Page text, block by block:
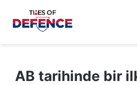
AB tarihinde bir